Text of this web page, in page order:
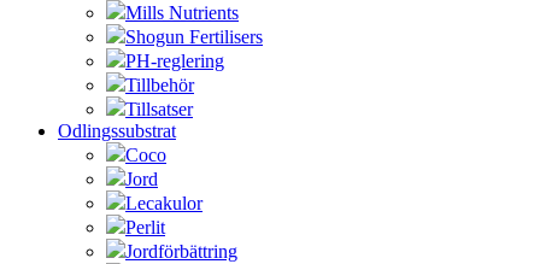
Mills Nutrients
Shogun Fertilisers
PH-reglering
Tillbehör
Tillsatser
Odlingssubstrat
Coco
Jord
Lecakulor
Perlit
Jordförbättring